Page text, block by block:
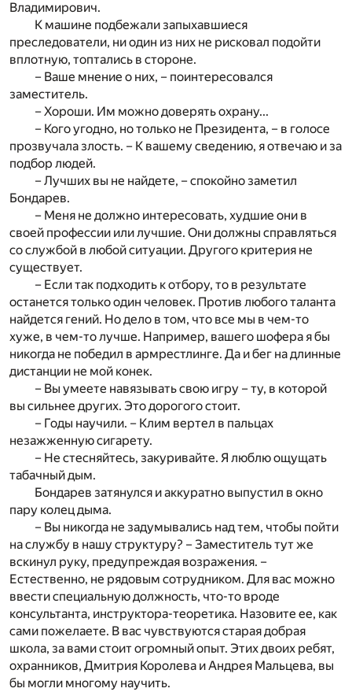
Владимирович.
К машине подбежали запыхавшиеся
преследователи, ни один из них не рисковал подойти
вплотную, топтались в стороне.
– Ваше мнение о них, – поинтересовался
заместитель.
– Хороши. Им можно доверять охрану...
– Кого угодно, но только не Президента, – в голосе
прозвучала злость. – К вашему сведению, я отвечаю и за
подбор людей.
– Лучших вы не найдете, – спокойно заметил
Бондарев.
– Меня не должно интересовать, худшие они в
своей профессии или лучшие. Они должны справляться
со службой в любой ситуации. Другого критерия не
существует.
– Если так подходить к отбору, то в результате
останется только один человек. Против любого таланта
найдется гений. Но дело в том, что все мы в чем-то
хуже, в чем-то лучше. Например, вашего шофера я бы
никогда не победил в армрестлинге. Да и бег на длинные
дистанции не мой конек.
– Вы умеете навязывать свою игру – ту, в которой
вы сильнее других. Это дорогого стоит.
– Годы научили. – Клим вертел в пальцах
незажженную сигарету.
– Не стесняйтесь, закуривайте. Я люблю ощущать
табачный дым.
Бондарев затянулся и аккуратно выпустил в окно
пару колец дыма.
– Вы никогда не задумывались над тем, чтобы пойти
на службу в нашу структуру? – Заместитель тут же
вскинул руку, предупреждая возражения. –
Естественно, не рядовым сотрудником. Для вас можно
ввести специальную должность, что-то вроде
консультанта, инструктора-теоретика. Назовите ее, как
сами пожелаете. В вас чувствуются старая добрая
школа, за вами стоит огромный опыт. Этих двоих ребят,
охранников, Дмитрия Королева и Андрея Мальцева, вы
бы могли многому научить.